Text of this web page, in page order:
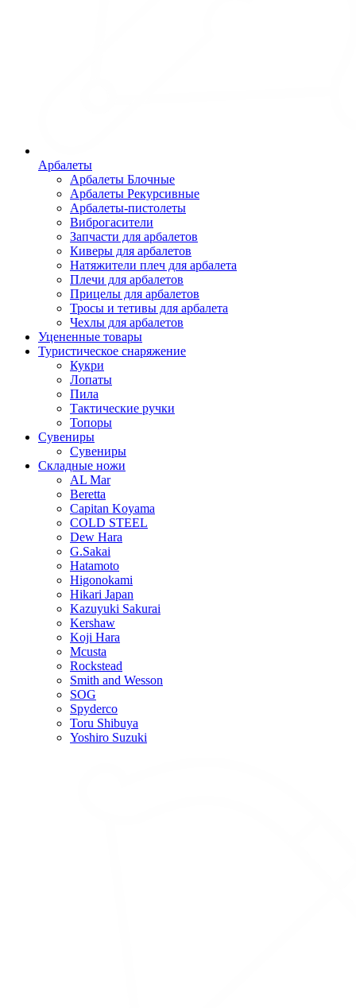
Арбалеты
Арбалеты Блочные
Арбалеты Рекурсивные
Арбалеты-пистолеты
Виброгасители
Запчасти для арбалетов
Киверы для арбалетов
Натяжители плеч для арбалета
Плечи для арбалетов
Прицелы для арбалетов
Тросы и тетивы для арбалета
Чехлы для арбалетов
Уцененные товары
Туристическое снаряжение
Кукри
Лопаты
Пила
Тактические ручки
Топоры
Сувениры
Сувениры
Складные ножи
AL Mar
Beretta
Capitan Koyama
COLD STEEL
Dew Hara
G.Sakai
Hatamoto
Higonokami
Hikari Japan
Kazuyuki Sakurai
Kershaw
Koji Hara
Mcusta
Rockstead
Smith and Wesson
SOG
Spyderco
Toru Shibuya
Yoshiro Suzuki